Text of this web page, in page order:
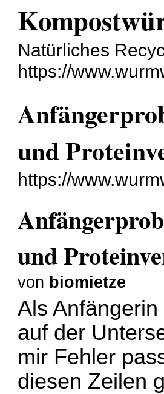
Natürliches
https://
und
https://
und
von biomietze
Als
auf der
mir Fehler
diesen Zeilen